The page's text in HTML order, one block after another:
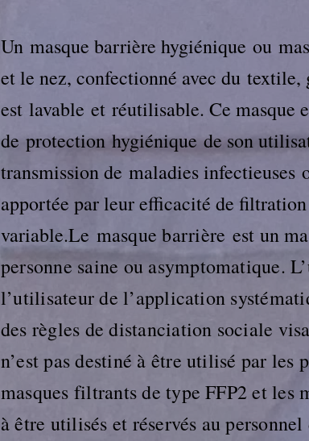
Un masque barrière hygiénique ou
et le nez, confectionné avec du textile,
est lavable et réutilisable. Ce masque
de protection hygiéniquede son
transmission de maladies infectieuses
apportée par leur efficacité de
variable.Le masque barrière est un
personne saine ou asymptomatique.
l’utilisateur de l’application
des règles de distanciation sociale
n’est pas destiné à être utilisé par les
masques filtrants de type FFP2 et les
à être utilisés et réservés au personnel